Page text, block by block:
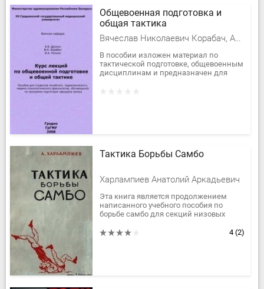
Общевоенная подготовка и
общая тактика
Вячеслав Николаевич Корабач, Алексей Вячеславович Дрокин
В пособии изложен материал по
тактической подготовке, общевоенным
дисциплинам и предназначен для
Тактика Борьбы Самбо
Харлампиев Анатолий Аркадьевич
Эта книга является продолжением
написанного учебного пособия по
борьбе самбо для секций низовых
целью помочь самбистам старших...
4 (2)